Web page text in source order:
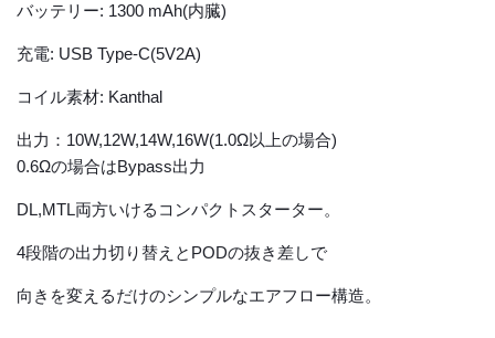
バッテリー: 1300 mAh(内臓)
充電: USB Type-C(5V2A)
コイル素材: Kanthal
出力：10W,12W,14W,16W(1.0Ω以上の場合)
0.6Ωの場合はBypass出力
DL,MTL両方いけるコンパクトスターター。
4段階の出力切り替えとPODの抜き差しで
向きを変えるだけのシンプルなエアフロー構造。